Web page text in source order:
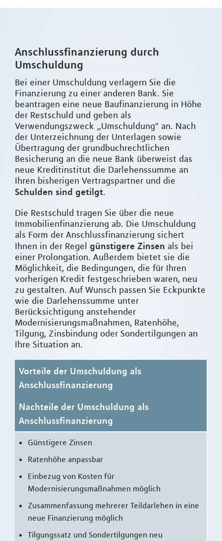
Anschlussfinanzierung durch
Umschuldung
Bei einer Umschuldung verlagern Sie die
Finanzierung zu einer anderen Bank. Sie
beantragen eine neue Baufinanzierung in Höhe
der Restschuld und geben als
Verwendungszweck „Umschuldung" an. Nach
der Unterzeichnung der Unterlagen sowie
Übertragung der grundbuchrechtlichen
Besicherung an die neue Bank überweist das
neue Kreditinstitut die Darlehenssumme an
Ihren bisherigen Vertragspartner und die
Schulden sind getilgt.
Die Restschuld tragen Sie über die neue
Immobilienfinanzierung ab. Die Umschuldung
als Form der Anschlussfinanzierung sichert
Ihnen in der Regel günstigere Zinsen als bei
einer Prolongation. Außerdem bietet sie die
Möglichkeit, die Bedingungen, die für Ihren
vorherigen Kredit festgeschrieben waren, neu
zu gestalten. Auf Wunsch passen Sie Eckpunkte
wie die Darlehenssumme unter
Berücksichtigung anstehender
Modernisierungsmaßnahmen, Ratenhöhe,
Tilgung, Zinsbindung oder Sondertilgungen an
Ihre Situation an.
Vorteile der Umschuldung als
Anschlussfinanzierung
Nachteile der Umschuldung als
Anschlussfinanzierung
Günstigere Zinsen
Ratenhöhe anpassbar
Einbezug von Kosten für
Modernisierungsmaßnahmen möglich
Zusammenfassung mehrerer Teildarlehen in eine
neue Finanzierung möglich
Tilgungssatz und Sondertilgungen neu